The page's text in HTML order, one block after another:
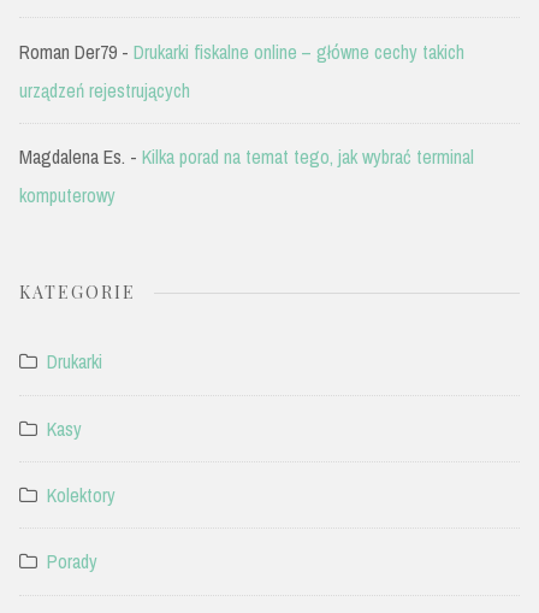
Roman Der79 - Drukarki fiskalne online – główne cechy takich
urządzeń rejestrujących
Magdalena Es. - Kilka porad na temat tego, jak wybrać terminal
komputerowy
KATEGORIE
Drukarki
Kasy
Kolektory
Porady